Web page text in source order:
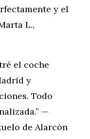
y el
L.,
el coche
y
Todo
—
de Alarcón